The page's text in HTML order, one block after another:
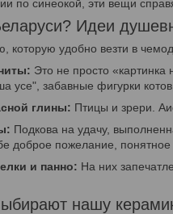
по синеокой, эти вещи
Идеи
которую удобно везти в
Это не просто
усе", забавные фигурки
глины: Птицы и зрери.
Подкова на удачу,
доброе пожелание,
и панно: На них
нашу